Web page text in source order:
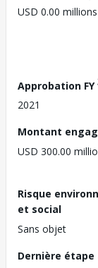
USD 0.00 millions
Approbation FY
2021
Montant
USD 300.00
Risque
et social
Sans objet
Dernière